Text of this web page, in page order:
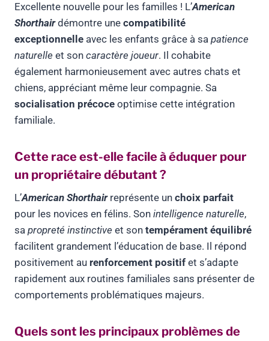
Excellente nouvelle pour les familles ! L’American
Shorthairdémontre une compatibilité
exceptionnelle avec les enfants grâce à sa patience
naturelle et son caractère joueur. Il cohabite
également harmonieusement avec autres chats et
chiens, appréciant même leur compagnie. Sa
socialisation précoce optimise cette intégration
familiale.
Cette race est-elle facile à éduquer pour
un propriétaire débutant ?
L’American Shorthairreprésente un choix parfait
pour les novices en félins. Son intelligence naturelle,
sa propreté instinctive et son tempérament équilibré
facilitent grandement l’éducation de base. Il répond
positivement au renforcement positif et s’adapte
rapidement aux routines familiales sans présenter de
comportements problématiques majeurs.
Quels sont les principaux problèmes de